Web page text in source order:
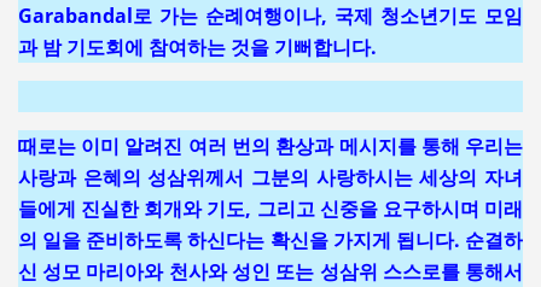
Garabandal로 가는 순례여행이나, 국제 청소년기도 모임
과 밤 기도회에 참여하는 것을 기뻐합니다.
때로는 이미 알려진 여러 번의 환상과 메시지를 통해 우리는
사랑과 은혜의 성삼위께서 그분의 사랑하시는 세상의 자녀
들에게 진실한 회개와 기도, 그리고 신중을 요구하시며 미래
의 일을 준비하도록 하신다는 확신을 가지게 됩니다. 순결하
신 성모 마리아와 천사와 성인 또는 성삼위 스스로를 통해서